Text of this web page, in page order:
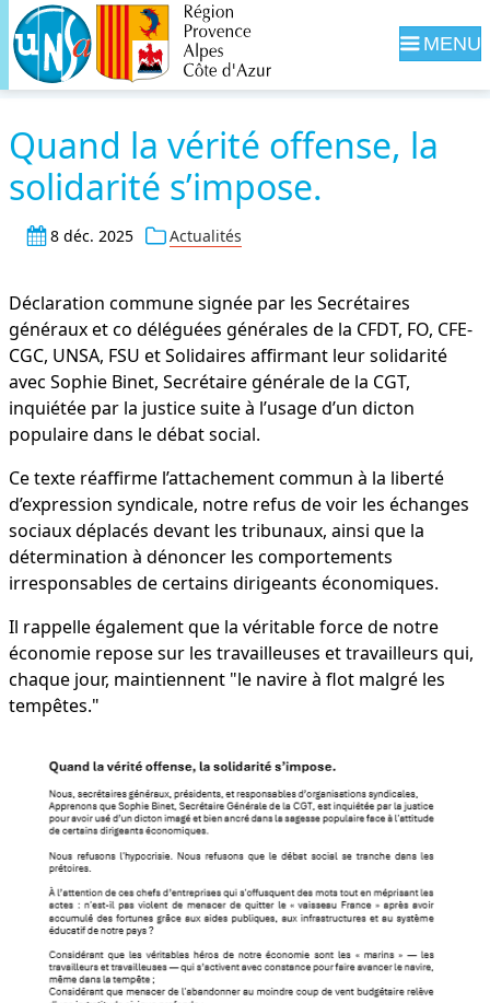
Quand la vérité offense, la
solidarité s’impose.
8 déc. 2025 Actualités
Déclaration commune signée par les Secrétaires
généraux et co déléguées générales de la CFDT, FO, CFE-
CGC, UNSA, FSU et Solidaires affirmant leur solidarité
avec Sophie Binet, Secrétaire générale de la CGT,
inquiétée par la justice suite à l’usage d’un dicton
populaire dans le débat social.
Ce texte réaffirme l’attachement commun à la liberté
d’expression syndicale, notre refus de voir les échanges
sociaux déplacés devant les tribunaux, ainsi que la
détermination à dénoncer les comportements
irresponsables de certains dirigeants économiques.
Il rappelle également que la véritable force de notre
économie repose sur les travailleuses et travailleurs qui,
chaque jour, maintiennent "le navire à flot malgré les
tempêtes."